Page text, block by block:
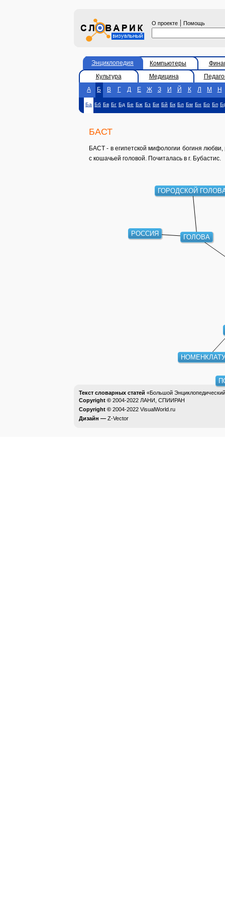
О проекте | Помощь
Энциклопедия Компьютеры
Культура
Медицина
А
Б В Г Д Е Ж З И Й К Л М Н
Ба Бб Бв Бг Бд Бе Бж Бз Би Бй Бк Бл Бм Бн Бо Бп
БАСТ
БАСТ - в египетской мифологии богиня
с кошачьей головой. Почиталась в г. Бубастис.
ГОЛОВА
ГОРОДСКОЙ
РОССИЯ
Текст словарных статей «Большой
Copyright © 2004-2022 ЛАНИ, СПИИРАН
Copyright © 2004-2022 VisualWorld.ru
Дизайн — Z-Vector